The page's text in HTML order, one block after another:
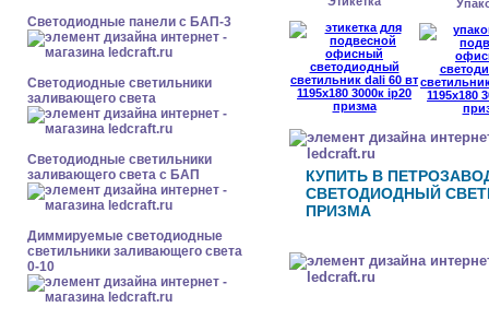
Cветодиодные панели с БАП-3
Светодиодные светильники
заливающего света
Светодиодные светильники
заливающего света с БАП
Диммируемые светодиодные
светильники заливающего света
0-10
КУПИТЬ В
СВЕТОДИОДНЫЙ
ПРИЗМА